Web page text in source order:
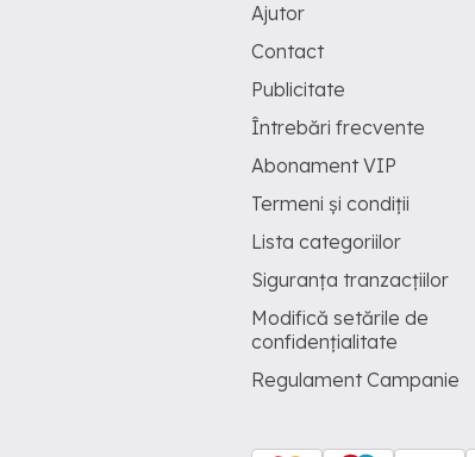
Ajutor
Contact
Publicitate
Întrebări frecvente
Abonament VIP
Termeni și condiții
Lista categoriilor
Siguranța tranzacțiilor
Modifică setările de
confidențialitate
Regulament Campanie